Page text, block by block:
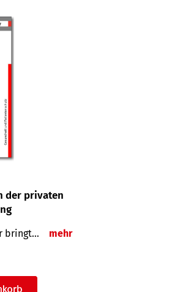
der privaten
bringt… mehr